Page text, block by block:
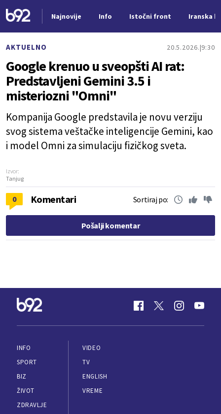
Najnovije Info Istočni front Iranska
AKTUELNO 20.5.2026. 9:30
Google krenuo u sveopšti AI rat:
Predstavljeni Gemini 3.5 i
misteriozni "Omni"
Kompanija Google predstavila je novu verziju
svog sistema veštačke inteligencije Gemini, kao
i model Omni za simulaciju fizičkog sveta.
Izvor:
Tanjug
0 Komentari Sortiraj po:
Pošalji komentar
INFO
SPORT
BIZ
ŽIVOT
ZDRAVLJE
VIDEO
TV
ENGLISH
VREME